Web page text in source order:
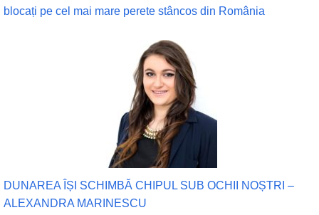
blocați pe cel mai mare perete stâncos din România
DUNAREA ÎȘI SCHIMBĂ CHIPUL SUB OCHII NOȘTRI –
ALEXANDRA MARINESCU